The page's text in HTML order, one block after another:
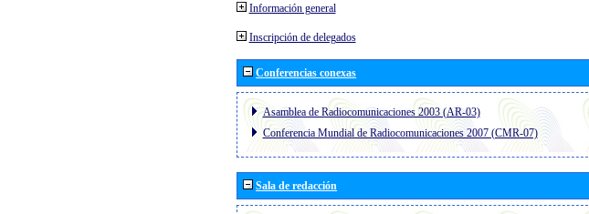
Información general
Inscripción de delegados
Conferencias conexas
Asamblea de Radiocomunicaciones 2003 (AR-03)
Conferencia Mundial de Radiocomunicaciones 2007 (CMR-07)
Sala de redacción